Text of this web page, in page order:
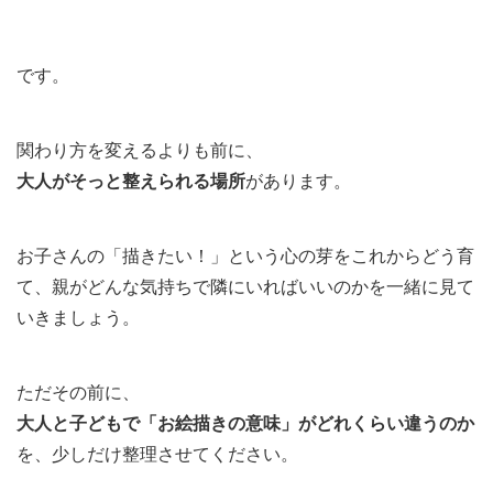
です。
関わり方を変えるよりも前に、
大人がそっと整えられる場所があります。
お子さんの「描きたい！」という心の芽をこれからどう育
て、親がどんな気持ちで隣にいればいいのかを一緒に見て
いきましょう。
ただその前に、
大人と子どもで「お絵描きの意味」がどれくらい違うのか
を、少しだけ整理させてください。